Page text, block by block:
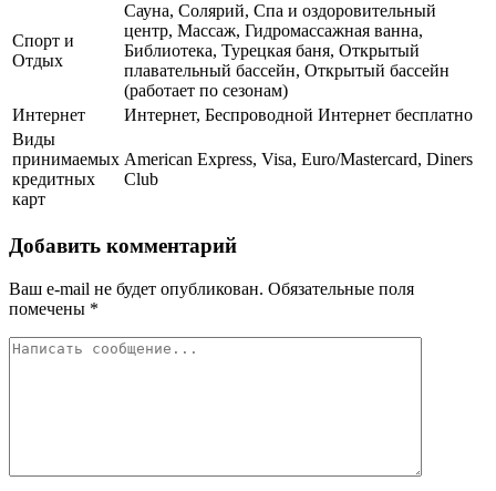
Спорт и
Отдых
Сауна, Солярий, Спа и оздоровительный
центр, Массаж, Гидромассажная ванна,
Библиотека, Турецкая баня, Открытый
плавательный бассейн, Открытый бассейн
(работает по сезонам)
Интернет
Интернет, Беспроводной Интернет бесплатно
Виды
принимаемых
кредитных
карт
American Express, Visa, Euro/Mastercard, Diners
Club
Добавить комментарий
Ваш e-mail не будет опубликован. Обязательные поля
помечены *